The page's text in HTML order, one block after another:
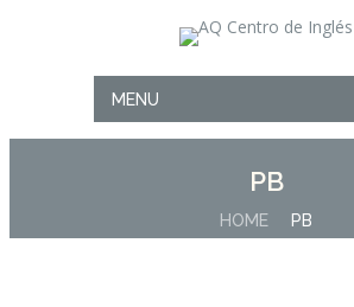
MENU
PB
HOME PB